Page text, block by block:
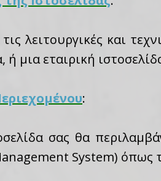
λειτουργικές και
ή μια εταιρική
:
σας θα
System) όπως